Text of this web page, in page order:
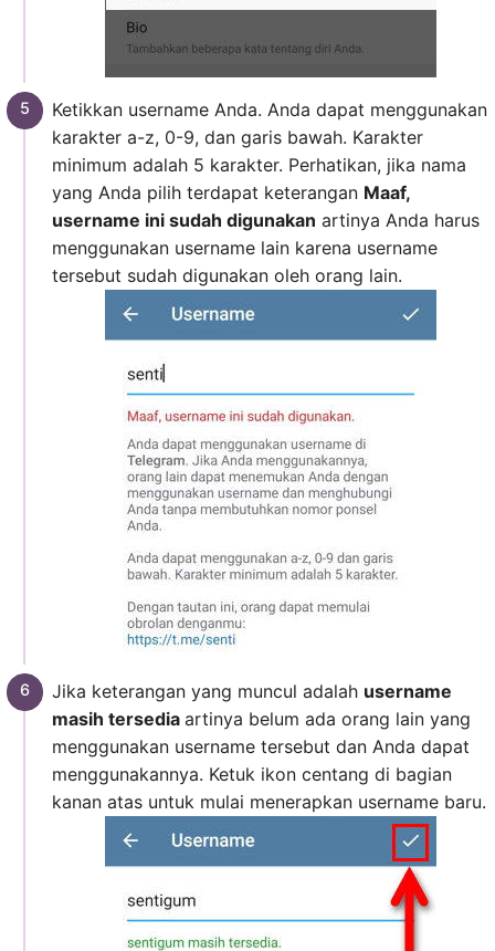
Ketikkan username Anda. Anda dapat menggunakan
karakter a-z, 0-9, dan garis bawah. Karakter
minimum adalah 5 karakter. Perhatikan, jika nama
yang Anda pilih terdapat keterangan Maaf,
username ini sudah digunakan artinya Anda harus
menggunakan username lain karena username
tersebut sudah digunakan oleh orang lain.
Jika keterangan yang muncul adalah username
masih tersedia artinya belum ada orang lain yang
menggunakan username tersebut dan Anda dapat
menggunakannya. Ketuk ikon centang di bagian
kanan atas untuk mulai menerapkan username baru.